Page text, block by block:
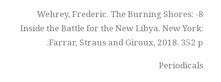
8- Wehrey, Frederic. The Burning Shores:
Inside the Battle for the New Libya. New York:
Farrar, Straus and Giroux, 2018. 352 p.
Periodicals